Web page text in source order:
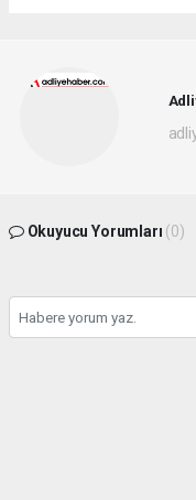
Okuyucu Yorumları (0)